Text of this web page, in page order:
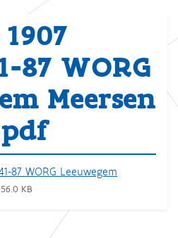
87 WORG
Meersen
87 WORG Leeuwegem
KB